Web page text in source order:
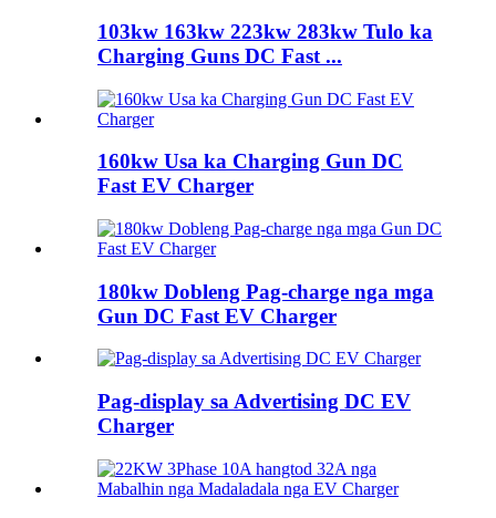
103kw 163kw 223kw 283kw Tulo ka
Charging Guns DC Fast ...
160kw Usa ka Charging Gun DC
Fast EV Charger
180kw Dobleng Pag-charge nga mga
Gun DC Fast EV Charger
Pag-display sa Advertising DC EV
Charger